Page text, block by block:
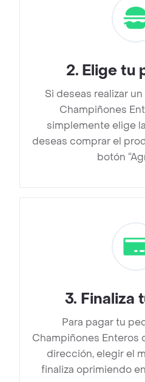
2. Elige tu
Si deseas realizar
Champiñones
simplemente elige
deseas comprar el
botón
3. Finaliza
Para pagar tu
Champiñones Enteros
dirección, elegir el
finaliza oprimiendo